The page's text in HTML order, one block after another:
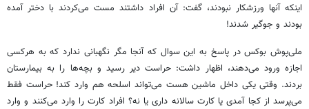
اینکه آنها ورزشکار نبودند، گفت: آن افراد داشتند مست می‌کردند با دختر آمده
بودند و جوگیر شدند!
ملی‌پوش بوکس در پاسخ به این سوال که آنجا مگر نگهبانی ندارد که به هرکسی
اجازه ورود می‌دهند، اظهار داشت: حراست دیر رسید و بچه‌ها را به بیمارستان
بردند. وقتی یکی داخل ماشین هست می‌تواند اسلحه هم وارد کند! حراست فقط
می‌پرسد از کجا آمدی یا کارت سالانه داری یا نه؟ افراد کارت را وارد می‌کنند و وارد